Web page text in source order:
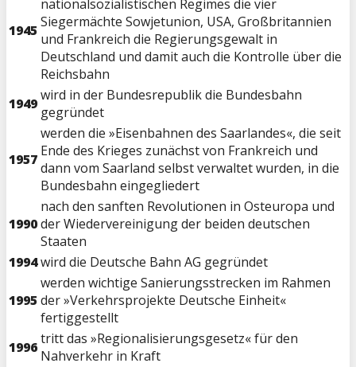
1945
nationalsozialistischen Regimes die vier
Siegermächte Sowjetunion, USA, Großbritannien
und Frankreich die Regierungsgewalt in
Deutschland und damit auch die Kontrolle über die
Reichsbahn
1949wird in der Bundesrepublik die Bundesbahn
gegründet
1957
werden die »Eisenbahnen des Saarlandes«, die seit
Ende des Krieges zunächst von Frankreich und
dann vom Saarland selbst verwaltet wurden, in die
Bundesbahn eingegliedert
1990
nach den sanften Revolutionen in Osteuropa und
der Wiedervereinigung der beiden deutschen
Staaten
1994wird die Deutsche Bahn AG gegründet
1995
werden wichtige Sanierungsstrecken im Rahmen
der »Verkehrsprojekte Deutsche Einheit«
fertiggestellt
1996tritt das »Regionalisierungsgesetz« für den
Nahverkehr in Kraft